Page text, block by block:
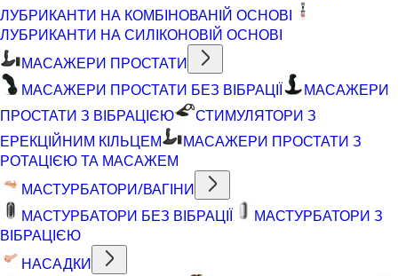
ЛУБРИКАНТИ НА КОМБІНОВАНІЙ ОСНОВІ
ЛУБРИКАНТИ НА СИЛІКОНОВІЙ ОСНОВІ
МАСАЖЕРИ ПРОСТАТИ
МАСАЖЕРИ ПРОСТАТИ БЕЗ ВІБРАЦІЇ
МАСАЖЕРИ
ПРОСТАТИ З ВІБРАЦІЄЮ
СТИМУЛЯТОРИ З
ЕРЕКЦІЙНИМ КІЛЬЦЕМ
МАСАЖЕРИ ПРОСТАТИ З
РОТАЦІЄЮ ТА МАСАЖЕМ
МАСТУРБАТОРИ/ВАГІНИ
МАСТУРБАТОРИ БЕЗ ВІБРАЦІЇ
МАСТУРБАТОРИ З
ВІБРАЦІЄЮ
НАСАДКИ